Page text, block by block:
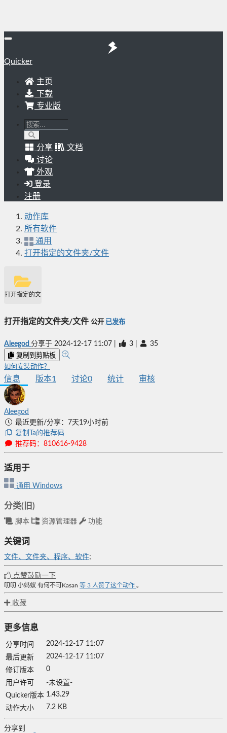
Quicker
主页
下载
专业版
分享
文档
讨论
外观
登录
注册
动作库
所有软件
通用
打开指定的文件夹/文件
打开指定的文件夹/文件
打开指定的文件夹/文件 公开 已发布
Aleegod 分享于 2024-12-17 11:07 3 35
复制到剪贴板
如何安装动作？
信息 版本1 讨论0 统计 审核
Aleegod
最近更新/分享：7天19小时前
复制Ta的推荐码
推荐码：810616-9428
适用于
通用 Windows
分类(旧)
脚本 资源管理器 功能
关键词
文件、文件夹、程序、软件;
点赞鼓励一下
叨叨 小蚂蚁 有何不可Kasan 等 3 人赞了这个动作 。
收藏
更多信息
分享时间
2024-12-17 11:07
最后更新
2024-12-17 11:07
修订版本
0
用户许可
-未设置-
Quicker版本 1.43.29
动作大小
7.2 KB
分享到